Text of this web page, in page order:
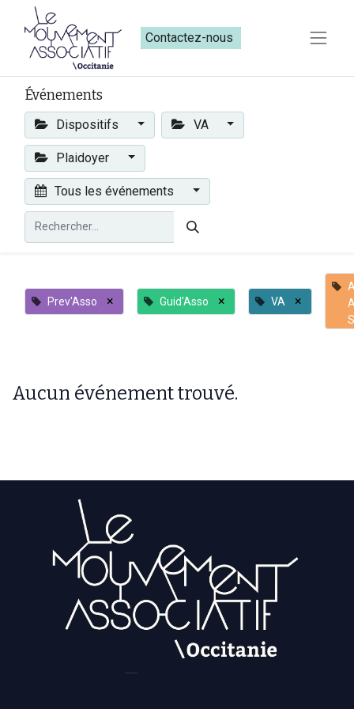
Contactez-nous​​
Événements
Dispositifs VA
Plaidoyer
Tous les événements
Prev'Asso × Guid'Asso × VA ×
Aucun événement trouvé.